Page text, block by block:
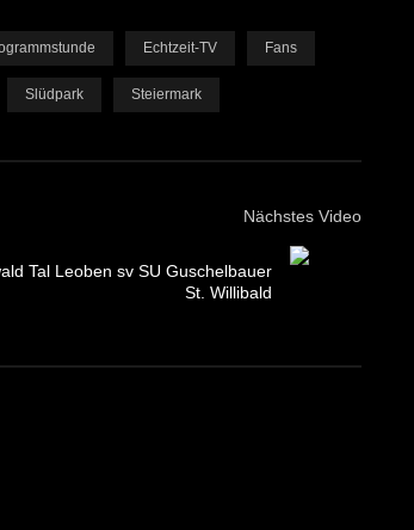
Echtzeit-TV Fans
Slüdpark Steiermark
Nächstes Video
Tal Leoben sv SU Guschelbauer
St. Willibald